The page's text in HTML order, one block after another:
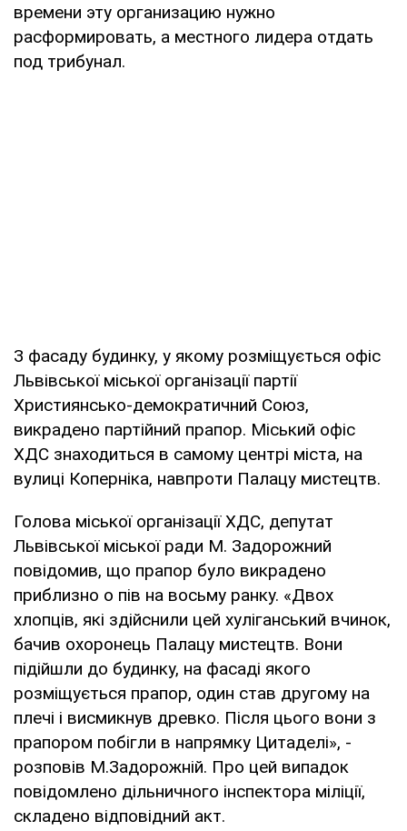
времени эту организацию нужно
расформировать, а местного лидера отдать
под трибунал.
З фасаду будинку, у якому розміщується офіс
Львівської міської організації партії
Християнсько-демократичний Союз,
викрадено партійний прапор. Міський офіс
ХДС знаходиться в самому центрі міста, на
вулиці Коперніка, навпроти Палацу мистецтв.
Голова міської організації ХДС, депутат
Львівської міської ради М. Задорожний
повідомив, що прапор було викрадено
приблизно о пів на восьму ранку. «Двох
хлопців, які здійснили цей хуліганський вчинок,
бачив охоронець Палацу мистецтв. Вони
підійшли до будинку, на фасаді якого
розміщується прапор, один став другому на
плечі і висмикнув древко. Після цього вони з
прапором побігли в напрямку Цитаделі», -
розповів М.Задорожній. Про цей випадок
повідомлено дільничного інспектора міліції,
складено відповідний акт.